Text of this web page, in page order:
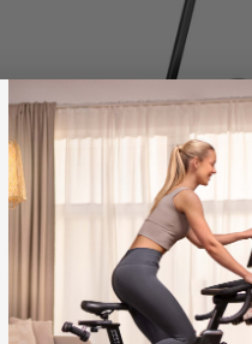
TAPIS DE COURSE 2-EN-1
sPad1000
Prix promotionnel
Épargnez 120,00 €